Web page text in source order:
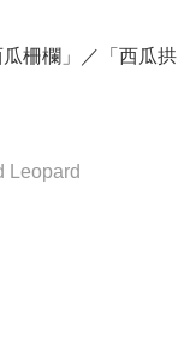
瓜柵欄」／「西瓜拱
Leopard